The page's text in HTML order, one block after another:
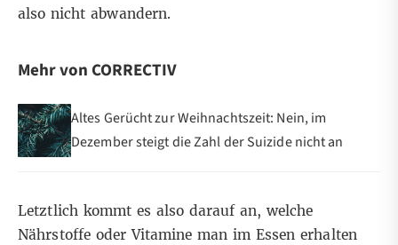
also nicht abwandern.
Mehr von CORRECTIV
Altes Gerücht zur Weihnachtszeit: Nein, im
Dezember steigt die Zahl der Suizide nicht an
Letztlich kommt es also darauf an, welche
Nährstoffe oder Vitamine man im Essen erhalten